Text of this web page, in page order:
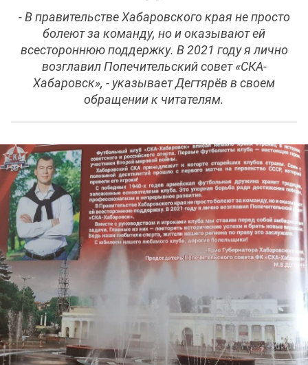
- В правительстве Хабаровского края не просто
болеют за команду, но и оказывают ей
всестороннюю поддержку. В 2021 году я лично
возглавил Попечительский совет «СКА-
Хабаровск», - указывает Дегтярёв в своем
обращении к читателям.